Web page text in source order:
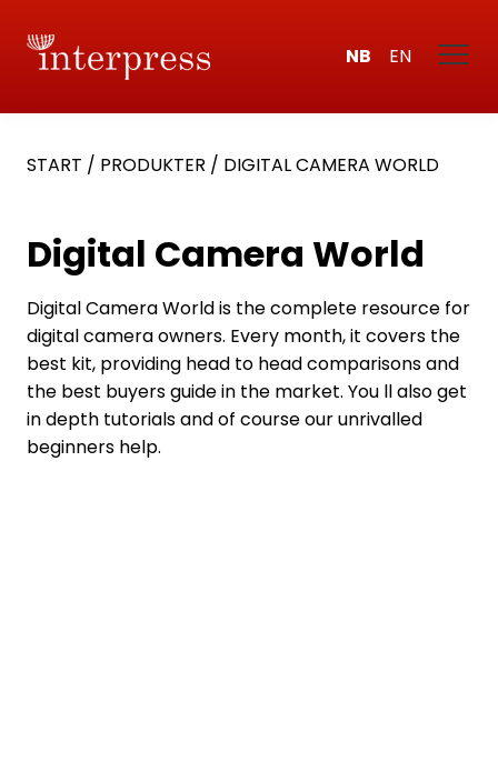
NB EN
START / PRODUKTER / DIGITAL CAMERA WORLD
Digital Camera World
Digital Camera World is the complete resource for
digital camera owners. Every month, it covers the
best kit, providing head to head comparisons and
the best buyers guide in the market. You ll also get
in depth tutorials and of course our unrivalled
beginners help.